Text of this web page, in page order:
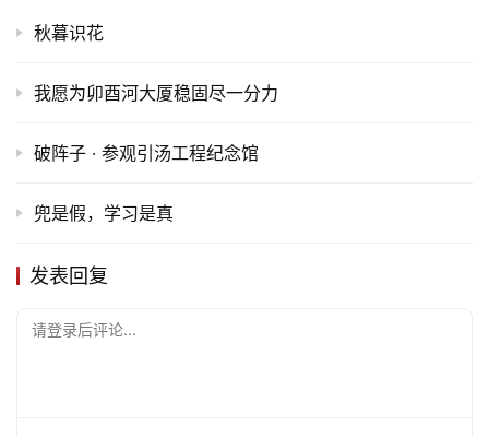
多秋暮识花
我愿为卯酉河大厦稳固尽一分力
破阵子 · 参观引汤工程纪念馆
兜是假，学习是真
发表回复
请登录后评论...